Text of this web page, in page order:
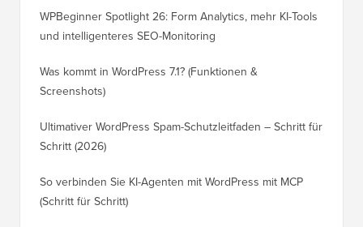
WPBeginner Spotlight 26: Form Analytics, mehr KI-Tools
und intelligenteres SEO-Monitoring
Was kommt in WordPress 7.1? (Funktionen &
Screenshots)
Ultimativer WordPress Spam-Schutzleitfaden – Schritt für
Schritt (2026)
So verbinden Sie KI-Agenten mit WordPress mit MCP
(Schritt für Schritt)